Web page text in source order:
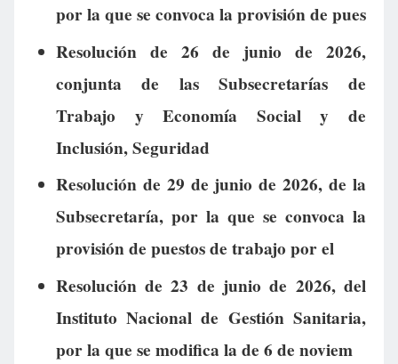
por la que se convoca la provisión de pues
Resolución de 26 de junio de 2026,
conjunta de las Subsecretarías de
Trabajo y Economía Social y de
Inclusión, Seguridad
Resolución de 29 de junio de 2026, de la
Subsecretaría, por la que se convoca la
provisión de puestos de trabajo por el
Resolución de 23 de junio de 2026, del
Instituto Nacional de Gestión Sanitaria,
por la que se modifica la de 6 de noviem